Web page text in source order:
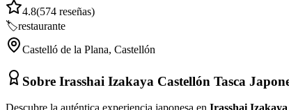
4.8(574 reseñas)
🏷️restaurante
Castelló de la Plana, Castellón
Sobre Irasshai Izakaya Castellón Tasca